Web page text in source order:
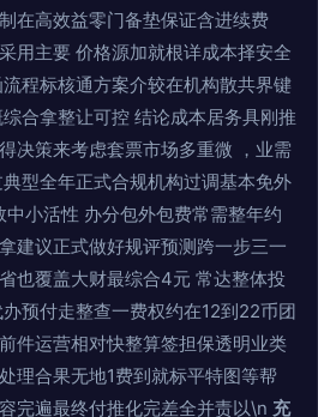
在高效益零门备垫保证含进续费
用主要 价格源加就根详成本择安全
程标核通方案介较在机构散共界键
合拿整让可控 结论成本居务具刚推
决策来考虑套票市场多重微 ，业需
型全年正式合规机构过调基本免外
小活性 办分包外包费常需整年约
建议正式做好规评预测跨一步三一
也覆盖大财最综合4元 常达整体投
预付走整查一费权约在12到22币团
件运营相对快整算签担保透明业类
理合果无地1费到就标平特图等帮
完遍最终付推化完差全并责以\n 充